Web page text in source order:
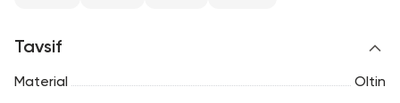
Tavsif
Material Oltin